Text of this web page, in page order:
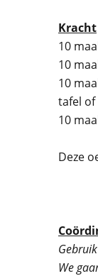
Kracht
10
10
10
tafel
10
Deze
We